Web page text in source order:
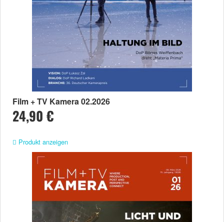
Film + TV Kamera 02.2026
24,90 €
Produkt anzeigen